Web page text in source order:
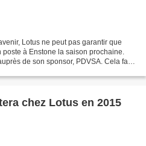
Lotus ne peut pas garantir que
à Enstone la saison prochaine.
de son sponsor, PDVSA. Cela fait
chez Lotus en 2015